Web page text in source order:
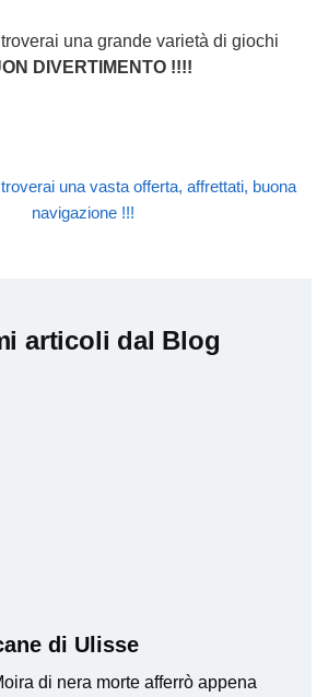
una grande varietà di giochi
DIVERTIMENTO !!!!
una vasta offerta, affrettati, buona
navigazione !!!
articoli dal Blog
di Ulisse
di nera morte afferrò appena